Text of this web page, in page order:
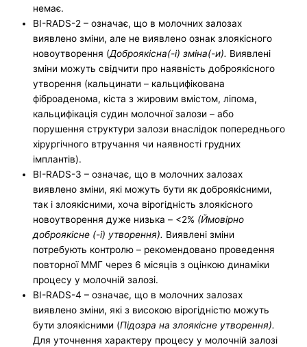
немає.
BI-RADS-2 – означає, що в молочних залозах
виявлено зміни, але не виявлено ознак злоякісного
новоутворення (Доброякісна(-і) зміна(-и). Виявлені
зміни можуть свідчити про наявність доброякісного
утворення (кальцинати – кальцифікована
фіброаденома, кіста з жировим вмістом, ліпома,
кальцифікація судин молочної залози – або
порушення структури залози внаслідок попереднього
хірургічного втручання чи наявності грудних
імплантів).
BI-RADS-3 – означає, що в молочних залозах
виявлено зміни, які можуть бути як доброякісними,
так і злоякісними, хоча вірогідність злоякісного
новоутворення дуже низька – <2% (Ймовірно
доброякісне (-і) утворення). Виявлені зміни
потребують контролю – рекомендовано проведення
повторної ММГ через 6 місяців з оцінкою динаміки
процесу у молочній залозі.
BI-RADS-4 – означає, що в молочних залозах
виявлено зміни, які з високою вірогідністю можуть
бути злоякісними (Підозра на злоякісне утворення).
Для уточнення характеру процесу у молочній залозі